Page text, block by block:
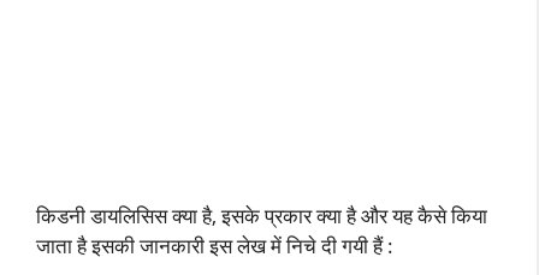
किडनी डायलिसिस क्या है, इसके प्रकार क्या है और यह कैसे किया
जाता है इसकी जानकारी इस लेख में निचे दी गयी हैं :